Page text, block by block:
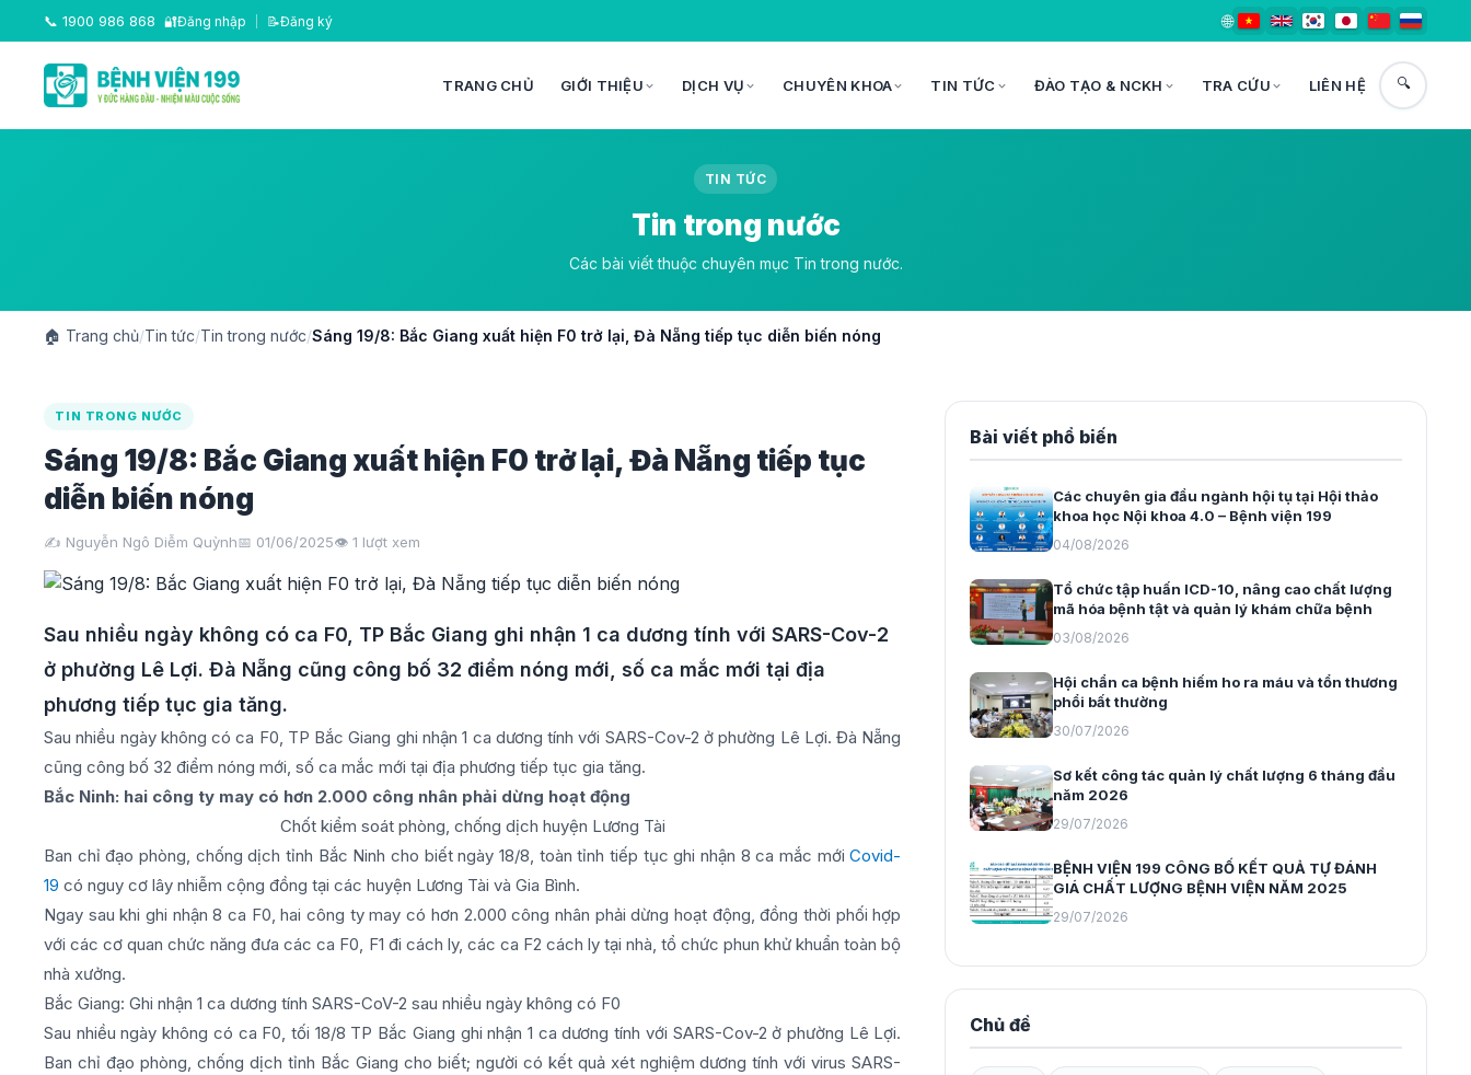
📞 1900 986 868 🔐Đăng nhập 📝Đăng ký 🌐
TRANG CHỦ GIỚI THIỆU DỊCH VỤ CHUYÊN KHOA TIN TỨC ĐÀO TẠO & NCKH TRA CỨU LIÊN HỆ 🔍
TIN TỨC
Tin trong nước
Các bài viết thuộc chuyên mục Tin trong nước.
🏠 Trang chủ/Tin tức/Tin trong nước/Sáng 19/8: Bắc Giang xuất hiện F0 trở lại, Đà Nẵng tiếp tục diễn biến nóng
TIN TRONG NƯỚC
Sáng 19/8: Bắc Giang xuất hiện F0 trở lại, Đà Nẵng tiếp tục
diễn biến nóng
✍️ Nguyễn Ngô Diễm Quỳnh📅 01/06/2025👁️ 1 lượt xem
Sau nhiều ngày không có ca F0, TP Bắc Giang ghi nhận 1 ca dương tính với SARS-Cov-2
ở phường Lê Lợi. Đà Nẵng cũng công bố 32 điểm nóng mới, số ca mắc mới tại địa
phương tiếp tục gia tăng.
Sau nhiều ngày không có ca F0, TP Bắc Giang ghi nhận 1 ca dương tính với SARS-Cov-2 ở phường Lê Lợi. Đà Nẵng
cũng công bố 32 điểm nóng mới, số ca mắc mới tại địa phương tiếp tục gia tăng.
Bắc Ninh: hai công ty may có hơn 2.000 công nhân phải dừng hoạt động
Chốt kiểm soát phòng, chống dịch huyện Lương Tài
Ban chỉ đạo phòng, chống dịch tỉnh Bắc Ninh cho biết ngày 18/8, toàn tỉnh tiếp tục ghi nhận 8 ca mắc mớiCovid-
19 có nguy cơ lây nhiễm cộng đồng tại các huyện Lương Tài và Gia Bình.
Ngay sau khi ghi nhận 8 ca F0, hai công ty may có hơn 2.000 công nhân phải dừng hoạt động, đồng thời phối hợp
với các cơ quan chức năng đưa các ca F0, F1 đi cách ly, các ca F2 cách ly tại nhà, tổ chức phun khử khuẩn toàn bộ
nhà xưởng.
Bắc Giang: Ghi nhận 1 ca dương tính SARS-CoV-2 sau nhiều ngày không có F0
Sau nhiều ngày không có ca F0, tối 18/8 TP Bắc Giang ghi nhận 1 ca dương tính với SARS-Cov-2 ở phường Lê Lợi.
Ban chỉ đạo phòng, chống dịch tỉnh Bắc Giang cho biết; người có kết quả xét nghiệm dương tính với virus SARS-
Bài viết phổ biến
Các chuyên gia đầu ngành hội tụ tại Hội thảo
khoa học Nội khoa 4.0 – Bệnh viện 199
04/08/2026
Tổ chức tập huấn ICD-10, nâng cao chất lượng
mã hóa bệnh tật và quản lý khám chữa bệnh
03/08/2026
Hội chẩn ca bệnh hiếm ho ra máu và tổn thương
phổi bất thường
30/07/2026
Sơ kết công tác quản lý chất lượng 6 tháng đầu
năm 2026
29/07/2026
BỆNH VIỆN 199 CÔNG BỐ KẾT QUẢ TỰ ĐÁNH
GIÁ CHẤT LƯỢNG BỆNH VIỆN NĂM 2025
29/07/2026
Chủ đề